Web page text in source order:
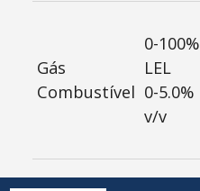
Gás
Combustível
0-100%
LEL
0-5.0%
v/v